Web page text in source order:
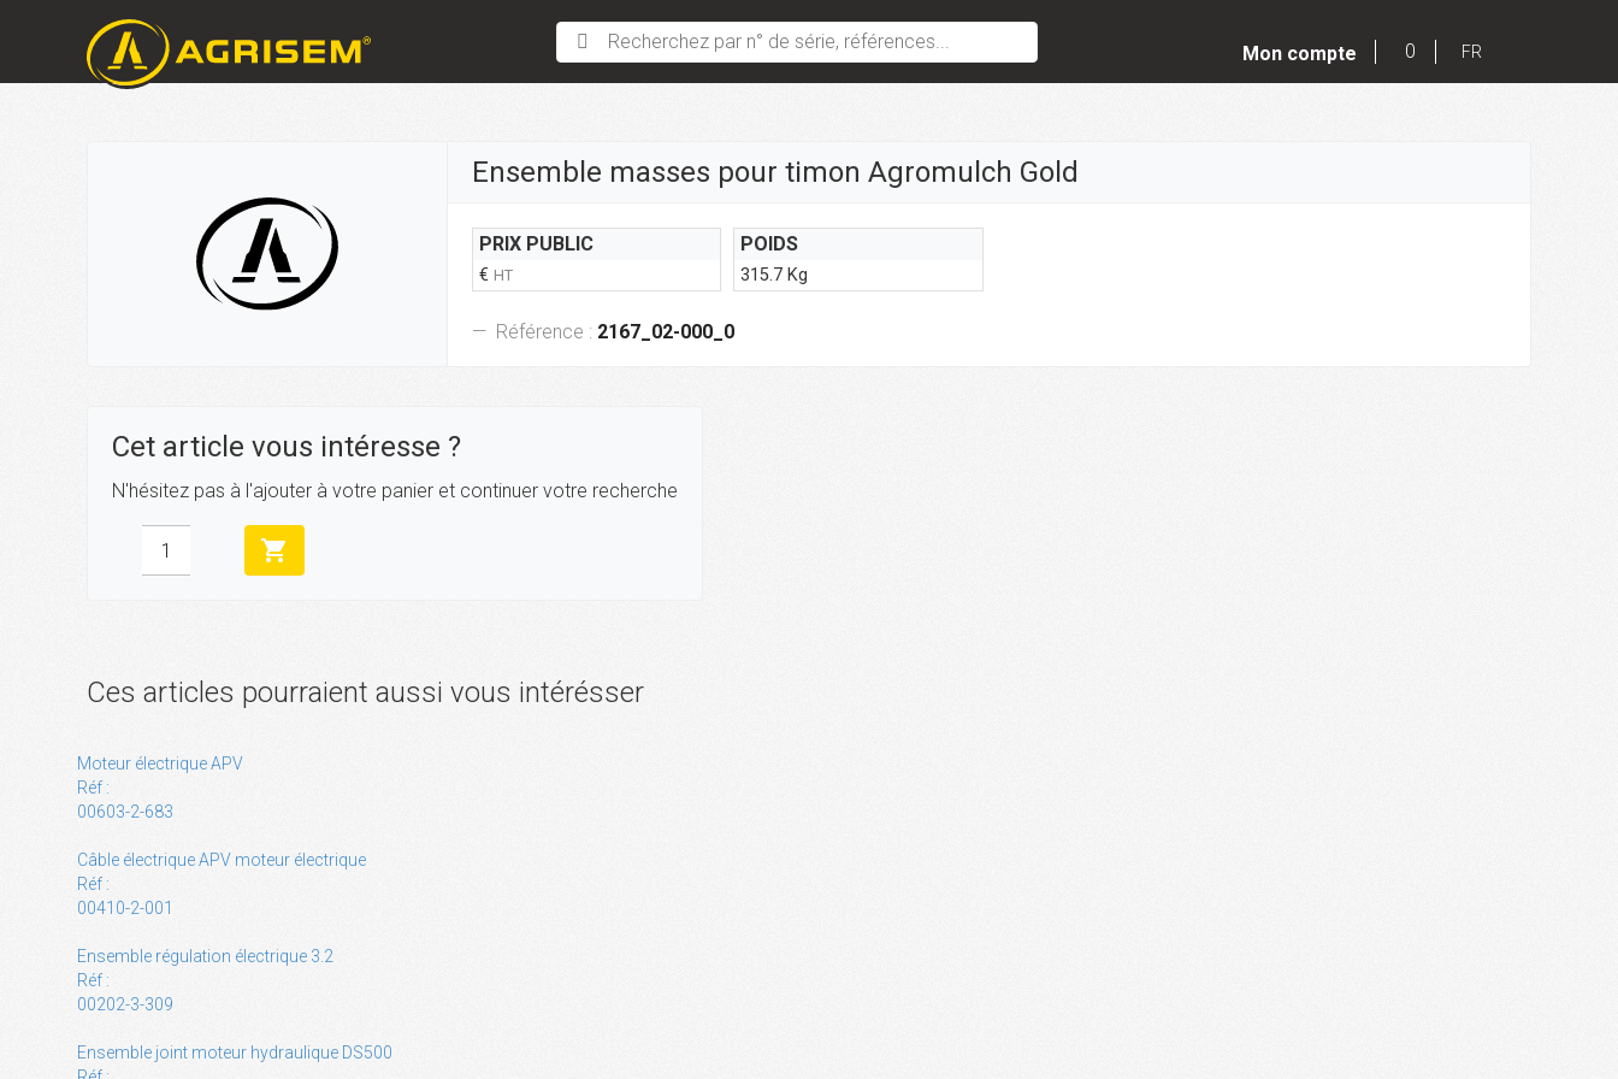
Recherchez par n° de série, références...
Mon compte 0 FR
Ensemble masses pour timon Agromulch Gold
PRIX PUBLIC
€ HT
POIDS
315.7 Kg
Référence : 2167_02-000_0
Cet article vous intéresse ?
N'hésitez pas à l'ajouter à votre panier et continuer votre recherche
shopping_cart
Ces articles pourraient aussi vous intérésser
Moteur électrique APV
Réf :
00603-2-683
Câble électrique APV moteur électrique
Réf :
00410-2-001
Ensemble régulation électrique 3.2
Réf :
00202-3-309
Ensemble joint moteur hydraulique DS500